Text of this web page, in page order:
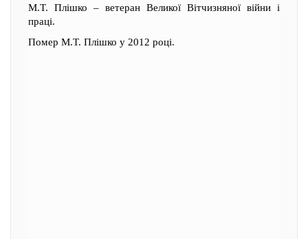
М.Т. Плішко – ветеран Великої Вітчизняної війни і
праці.
Помер М.Т. Плішко у 2012 році.